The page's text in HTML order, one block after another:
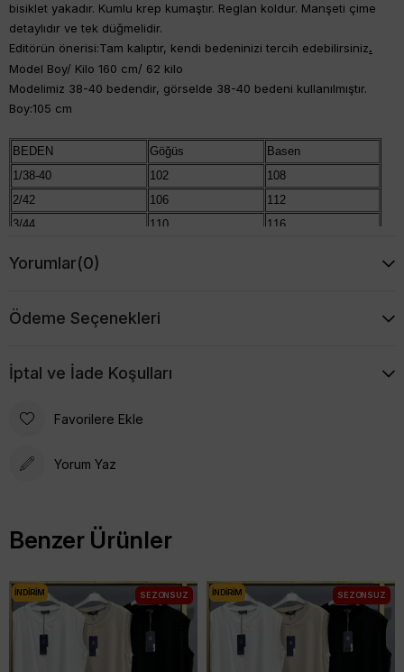
bisiklet yakadır. Kumlu krep kumaştır. Reglan koldur. Manşeti çime
detaylıdır ve tek düğmelidir.
Editörün önerisi:Tam kalıptır, kendi bedeninizi tercih edebilirsiniz.
Model Boy/ Kilo 160 cm/ 62 kilo
Modelimiz 38-40 bedendir, görselde 38-40 bedeni kullanılmıştır.
Boy:105 cm
BEDEN Göğüs
Basen
1/38-40
102
108
2/42
106
112
3/44
110
116
Yorumlar(0)
Ödeme Seçenekleri
İptal ve İade Koşulları
Favorilere Ekle
Yorum Yaz
Benzer Ürünler
İNDIRIM SEZONSUZ İNDIRIM SEZONSUZ